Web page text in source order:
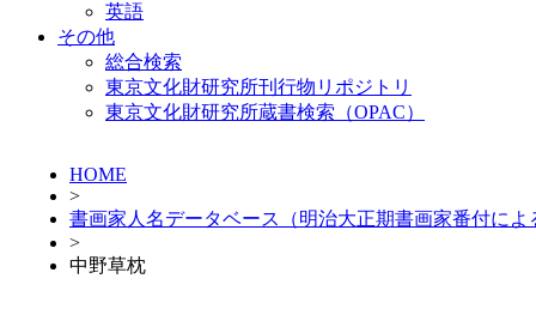
英語
その他
総合検索
東京文化財研究所刊行物リポジトリ
東京文化財研究所蔵書検索（OPAC）
HOME
>
書画家人名データベース（明治大正期書画家番付によ
>
中野草枕